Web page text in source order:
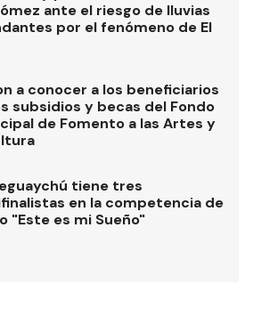
ante el riesgo de lluvias
por el fenómeno de El
a conocer a los beneficiarios
subsidios y becas del Fondo
de Fomento a las Artes y
tiene tres
en la competencia de
"Este es mi Sueño"